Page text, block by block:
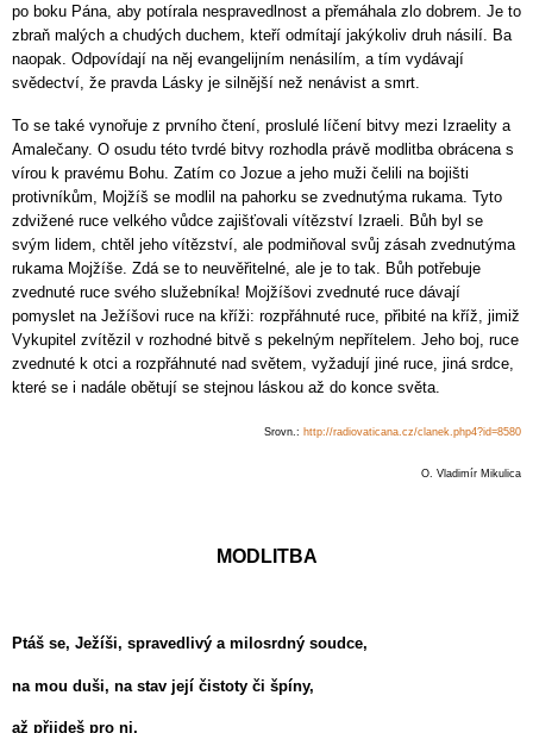
po boku Pána, aby potírala nespravedlnost a přemáhala zlo dobrem. Je to
zbraň malých a chudých duchem, kteří odmítají jakýkoliv druh násilí. Ba
naopak. Odpovídají na něj evangelijním nenásilím, a tím vydávají
svědectví, že pravda Lásky je silnější než nenávist a smrt.
To se také vynořuje z prvního čtení, proslulé líčení bitvy mezi Izraelity a
Amalečany. O osudu této tvrdé bitvy rozhodla právě modlitba obrácena s
vírou k pravému Bohu. Zatím co Jozue a jeho muži čelili na bojišti
protivníkům, Mojžíš se modlil na pahorku se zvednutýma rukama. Tyto
zdvižené ruce velkého vůdce zajišťovali vítězství Izraeli. Bůh byl se
svým lidem, chtěl jeho vítězství, ale podmiňoval svůj zásah zvednutýma
rukama Mojžíše. Zdá se to neuvěřitelné, ale je to tak. Bůh potřebuje
zvednuté ruce svého služebníka! Mojžíšovi zvednuté ruce dávají
pomyslet na Ježíšovi ruce na kříži: rozpřáhnuté ruce, přibité na kříž, jimiž
Vykupitel zvítězil v rozhodné bitvě s pekelným nepřítelem. Jeho boj, ruce
zvednuté k otci a rozpřáhnuté nad světem, vyžadují jiné ruce, jiná srdce,
které se i nadále obětují se stejnou láskou až do konce světa.
Srovn.: http://radiovaticana.cz/clanek.php4?id=8580
O. Vladimír Mikulica
MODLITBA
Ptáš se, Ježíši, spravedlivý a milosrdný soudce,
na mou duši, na stav její čistoty či špíny,
až přijdeš pro ni,